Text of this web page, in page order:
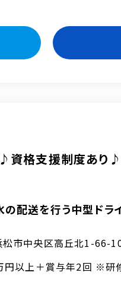
♪資格支援制度あ
配送を行う中型ドラ
市中央区高丘北1-66-10
以上＋賞与年2回 ※研